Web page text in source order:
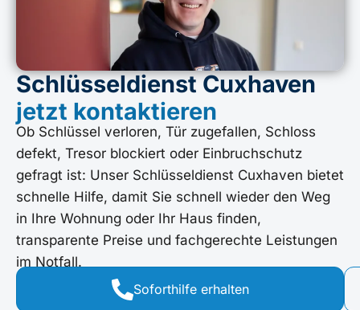
Schlüsseldienst Cuxhaven
jetzt kontaktieren
Ob Schlüssel verloren, Tür zugefallen, Schloss
defekt, Tresor blockiert oder Einbruchschutz
gefragt ist: Unser Schlüsseldienst Cuxhaven bietet
schnelle Hilfe, damit Sie schnell wieder den Weg
in Ihre Wohnung oder Ihr Haus finden,
transparente Preise und fachgerechte Leistungen
im Notfall.
Soforthilfe erhalten